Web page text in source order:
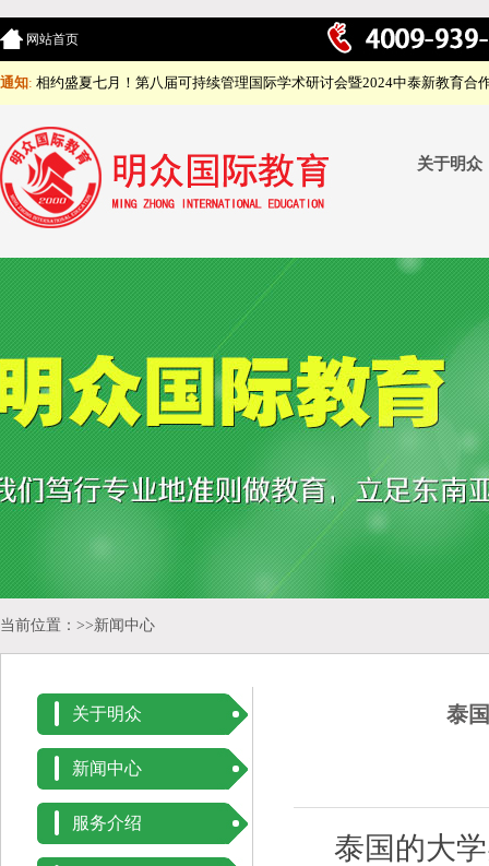
网站首页
通知: 相约盛夏七月！第八届可持续管理国际学术研讨会暨2024中泰新教育合
关于明众
当前位置：>>新闻中心
关于明众
新闻中心
服务介绍
泰
泰国的大